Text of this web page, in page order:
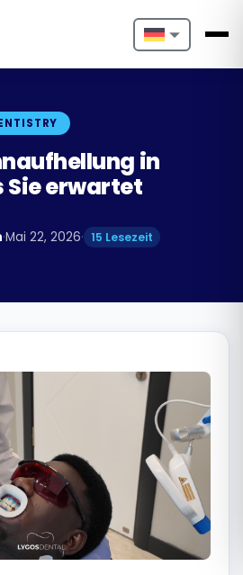
Nederlands
Français
Deutsch
Português
Български
Română
Русский
in
Sie erwartet
·Mai 22, 2026· 15 Lesezeit